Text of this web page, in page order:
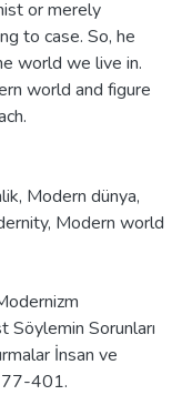
or merely
to case. So, he
world we live in.
world and figure
, Modern dünya,
, Modern world
Söylemin Sorunları
İnsan ve
401.